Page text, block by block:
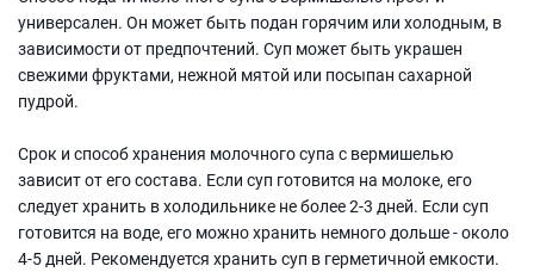
универсален. Он может быть подан горячим или холодным, в
зависимости от предпочтений. Суп может быть украшен
свежими фруктами, нежной мятой или посыпан сахарной
пудрой.
Срок и способ хранения молочного супа с вермишелью
зависит от его состава. Если суп готовится на молоке, его
следует хранить в холодильнике не более 2-3 дней. Если суп
готовится на воде, его можно хранить немного дольше - около
4-5 дней. Рекомендуется хранить суп в герметичной емкости.